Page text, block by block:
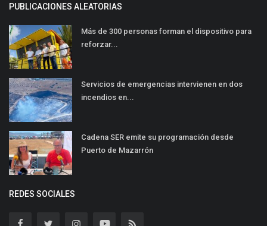
PUBLICACIONES ALEATORIAS
Más de 300 personas forman el dispositivo para
reforzar...
Servicios de emergencias intervienen en dos
incendios en...
Cadena SER emite su programación desde
Puerto de Mazarrón
REDES SOCIALES